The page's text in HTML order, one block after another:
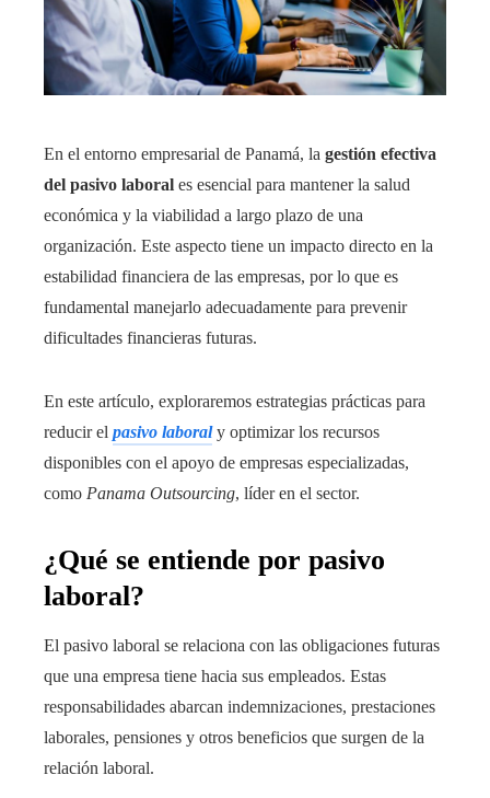
En el entorno empresarial de Panamá, la gestión efectiva
del pasivo laboral es esencial para mantener la salud
económica y la viabilidad a largo plazo de una
organización. Este aspecto tiene un impacto directo en la
estabilidad financiera de las empresas, por lo que es
fundamental manejarlo adecuadamente para prevenir
dificultades financieras futuras.
En este artículo, exploraremos estrategias prácticas para
reducir el pasivo laboraly optimizar los recursos
disponibles con el apoyo de empresas especializadas,
como Panama Outsourcing, líder en el sector.
¿Qué se entiende por pasivo
laboral?
El pasivo laboral se relaciona con las obligaciones futuras
que una empresa tiene hacia sus empleados. Estas
responsabilidades abarcan indemnizaciones, prestaciones
laborales, pensiones y otros beneficios que surgen de la
relación laboral.